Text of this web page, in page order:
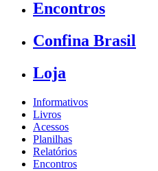
Encontros
Confina Brasil
Loja
Informativos
Livros
Acessos
Planilhas
Relatórios
Encontros